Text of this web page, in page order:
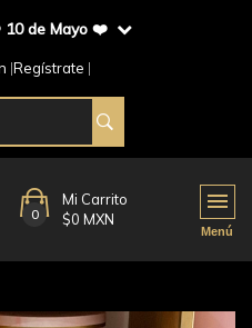
de Mayo ❤️
Regístrate
0
Mi Carrito
$0 MXN